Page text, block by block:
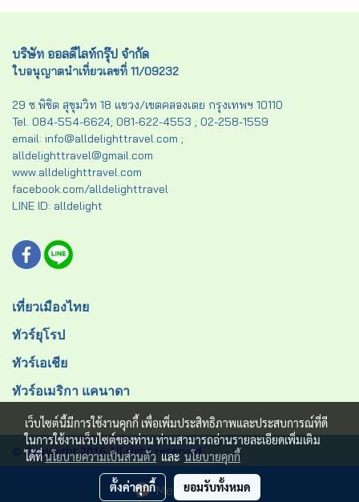
Message Us
บริษัท ออลดีไลท์กรุ๊ป จำกัด
ใบอนุญาตนำเที่ยวเลขที่ 11/09232
29 ซ.พิชิต สุขุมวิท 18 แขวง/เขตคลองเตย กรุงเทพฯ 10110
Tel. 084-554-6624; 081-622-4553 ; 02-258-1559
email: info@alldelighttravel.com ;
alldelighttravel@gmail.com
www.alldelighttravel.com
facebook.com/alldelighttravel
LINE ID: alldelight
เที่ยวเมืองไทย
ทัวร์ยุโรป
ทัวร์เอเชีย
ทัวร์อเมริกา แคนาดา
© Copyright 2016 All right reserved.
ผู้เข้าชมวันนี้
เว็บไซต์นี้มีการใช้งานคุกกี้ เพื่อเพิ่มประสิทธิภาพและประสบการณ์ที่ดี
ในการใช้งานเว็บไซต์ของท่าน ท่านสามารถอ่านรายละเอียดเพิ่มเติม
ได้ที่นโยบายความเป็นส่วนตัวและนโยบายคุกกี้
ตั้งค่าคุกกี้ ยอมรับทั้งหมด